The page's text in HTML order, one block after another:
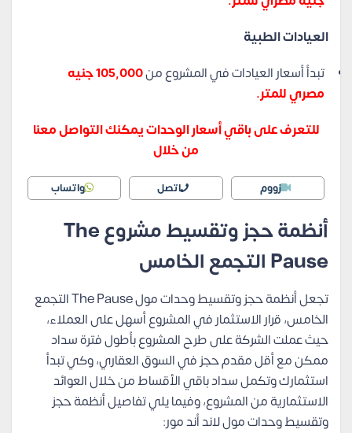
العيادات الطبية
تبدأ أسعار العيادات في المشروع من
105,000 جنيه
مصري للمتر.
للتعرف على باقي أسعار الوحدات يمكنك التواصل معنا
من خلال
زووم اتصل واتساب
أنظمة حجز وتقسيط مشروع The
Pause التجمع الخامس
تجعل أنظمة حجز وتقسيط وحدات
مول The Pause التجمع
الخامس، قرار الاستثمار في المشروع أسهل على العملاء،
حيث عملت الشركة على طرح المشروع بأطول فترة سداد
ممكن مع أقل مقدم حجز في السوق العقاري، وكي تبدأ
استثمارك وتكمل سداد باقي الأقساط من خلال العوائد
الاستثمارية من المشروع، وفيما يلي تفاصيل أنظمة حجز
وتقسيط وحدات مول لاند أند مور: